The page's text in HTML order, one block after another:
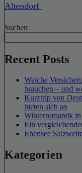
Altendorf
Suchen
Recent Posts
Welche
brauchen – und
Kurztrip von
bieten sich an
Winterromantik
Ein
Ebensee
Kategorien